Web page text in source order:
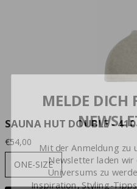
SAUNA HUT DOUBLE -
€54,00
ONE-SIZE
MELDE DICH
Newsletter laden wir
Universums zu
Inspiration, Styling-Tipps